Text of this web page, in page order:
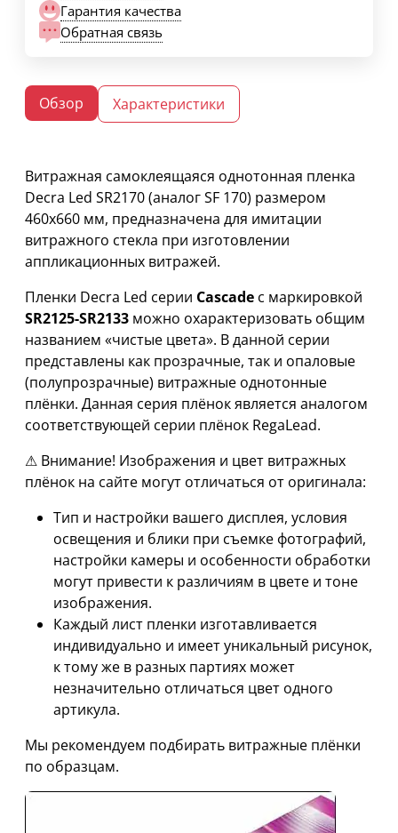
Гарантия качества
Обратная связь
Обзор Характеристики
Витражная самоклеящаяся однотонная пленка
Decra Led SR2170 (аналог SF 170) размером
460х660 мм, предназначена для имитации
витражного стекла при изготовлении
аппликационных витражей.
Пленки Decra Led серии Cascade с маркировкой
SR2125-SR2133 можно охарактеризовать общим
названием «чистые цвета». В данной серии
представлены как прозрачные, так и опаловые
(полупрозрачные) витражные однотонные
плёнки. Данная серия плёнок является аналогом
соответствующей серии плёнок RegaLead.
⚠ Внимание! Изображения и цвет витражных
плёнок на сайте могут отличаться от оригинала:
Тип и настройки вашего дисплея, условия
освещения и блики при съемке фотографий,
настройки камеры и особенности обработки
могут привести к различиям в цвете и тоне
изображения.
Каждый лист пленки изготавливается
индивидуально и имеет уникальный рисунок,
к тому же в разных партиях может
незначительно отличаться цвет одного
артикула.
Мы рекомендуем подбирать витражные плёнки
по образцам.